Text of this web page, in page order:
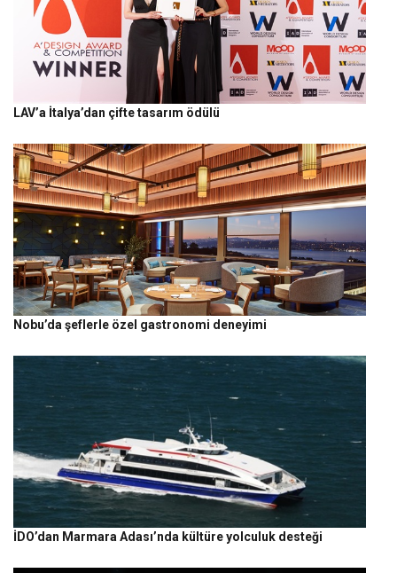
LAV’a İtalya’dan çifte tasarım ödülü
Nobu’da şeflerle özel gastronomi deneyimi
İDO’dan Marmara Adası’nda kültüre yolculuk desteği